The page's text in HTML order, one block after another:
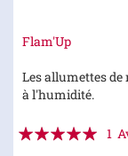
Flam'Up
Les allumettes de
à l'humidité.
Évaluation:
1
Skip
the
beginning
the
images